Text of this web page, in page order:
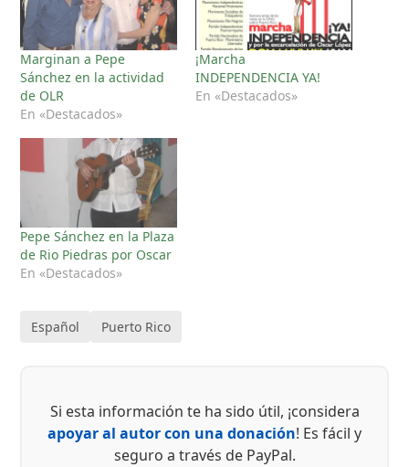
Marginan a Pepe
Sánchez en la actividad
de OLR
En «Destacados»
¡Marcha
INDEPENDENCIA YA!
En «Destacados»
Pepe Sánchez en la Plaza
de Rio Piedras por Oscar
En «Destacados»
Español Puerto Rico
Si esta información te ha sido útil, ¡considera
apoyar al autor con una donación! Es fácil y
seguro a través de PayPal.